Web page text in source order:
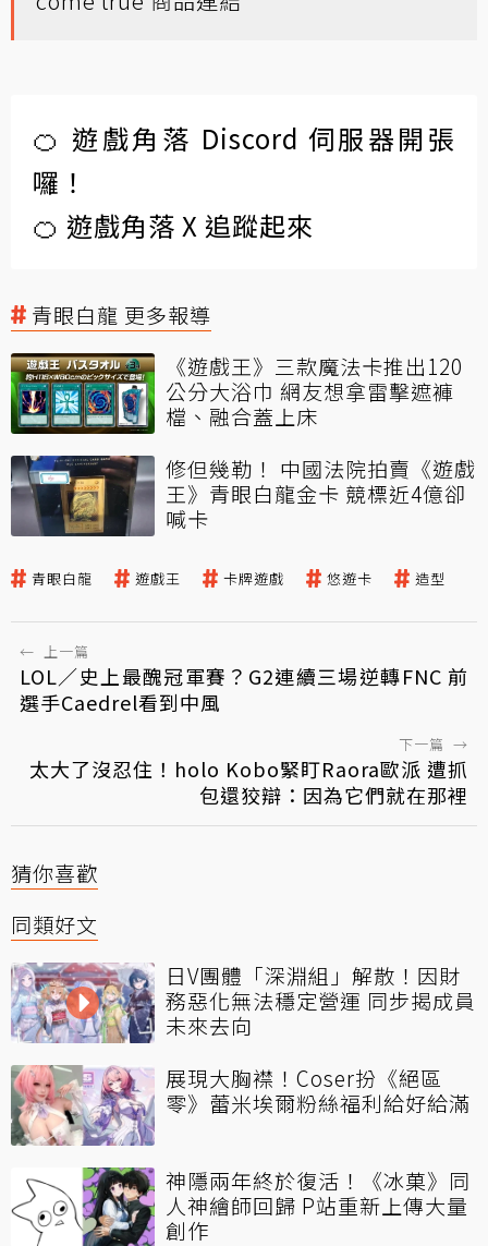
🍊 遊戲角落 Discord 伺服器開張
囉！
🍊 遊戲角落 X 追蹤起來
青眼白龍 更多報導
《遊戲王》三款魔法卡推出120
公分大浴巾 網友想拿雷擊遮褲
檔、融合蓋上床
修但幾勒！ 中國法院拍賣《遊戲
王》青眼白龍金卡 競標近4億卻
喊卡
青眼白龍 遊戲王 卡牌遊戲 悠遊卡 造型
← 上一篇
LOL／史上最醜冠軍賽？G2連續三場逆轉FNC 前
選手Caedrel看到中風
下一篇 →
太大了沒忍住！holo Kobo緊盯Raora歐派 遭抓
包還狡辯：因為它們就在那裡
猜你喜歡
同類好文
日V團體「深淵組」解散！因財
務惡化無法穩定營運 同步揭成員
未來去向
展現大胸襟！Coser扮《絕區
零》蕾米埃爾粉絲福利給好給滿
神隱兩年終於復活！《冰菓》同
人神繪師回歸 P站重新上傳大量
創作